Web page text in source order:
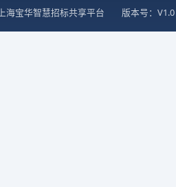
上海宝华智慧招标共享平台
版本号：V1.0